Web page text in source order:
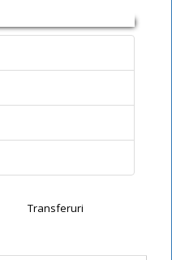
Transferuri